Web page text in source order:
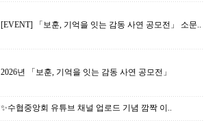
[EVENT] 「보훈, 기억을 잇는 감동 사연 공모전」 소문..
2026년 「보훈, 기억을 잇는 감동 사연 공모전」
✨수협중앙회 유튜브 채널 업로드 기념 깜짝 이..